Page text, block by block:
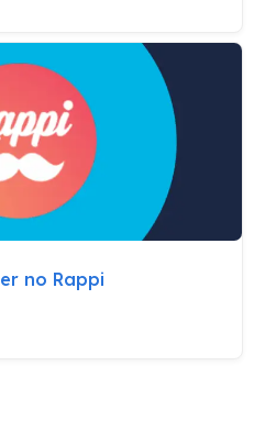
no Rappi